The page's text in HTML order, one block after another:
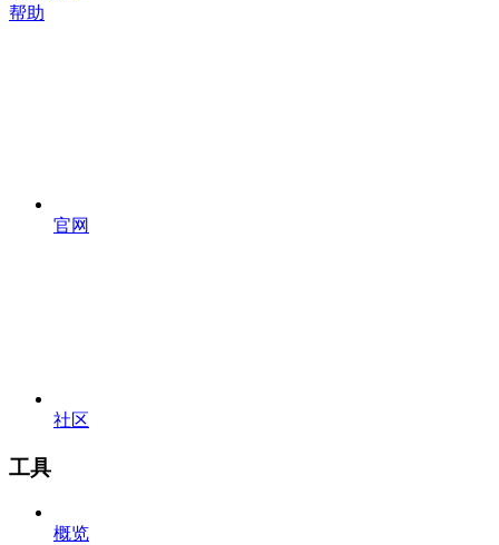
帮助
官网
社区
工具
概览